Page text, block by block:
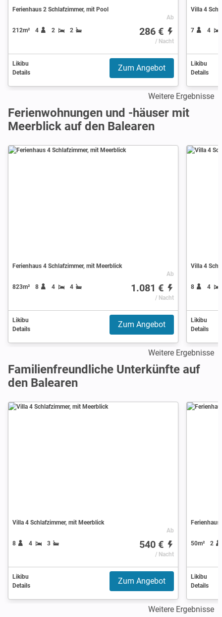
Ferienhaus 2 Schlafzimmer, mit Pool
212m² 4 2 2
Ab
286 €
/ Nacht
Likibu
Details
Zum Angebot
Villa 4
7 4
Likibu
Details
Weitere Ergebnisse
Ferienwohnungen und -häuser mit
Meerblick auf den Balearen
Ferienhaus 4 Schlafzimmer, mit Meerblick
823m² 8 4 4
Ab
1.081 €
/ Nacht
Likibu
Details
Zum Angebot
Villa 4
8 4
Likibu
Details
Weitere Ergebnisse
Familienfreundliche Unterkünfte auf
den Balearen
Villa 4 Schlafzimmer, mit Meerblick
8 4 3
Ab
540 €
/ Nacht
Likibu
Details
Zum Angebot
Ferienhaus
50m² 2
Likibu
Details
Weitere Ergebnisse